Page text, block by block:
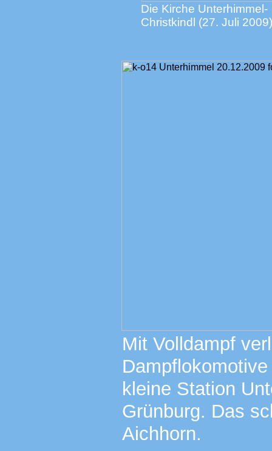
Die Kirche Unterhimmel-
Christkindl (27. Juli
Mit Volldampf
kleine Station
Grünburg. Das
Aichhorn.